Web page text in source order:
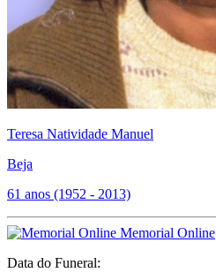
Teresa Natividade Manuel
Beja
61 anos (1952 - 2013)
Memorial Online
Data do Funeral: